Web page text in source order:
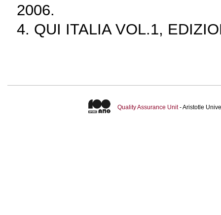
2006.
4. QUI ITALIA VOL.1,
Quality Assurance Unit- Aristotle